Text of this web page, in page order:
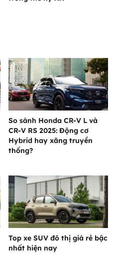
So sánh Honda CR-V L và
CR-V RS 2025: Động cơ
Hybrid hay xăng truyền
thống?
Top xe SUV đô thị giá rẻ bậc
nhất hiện nay